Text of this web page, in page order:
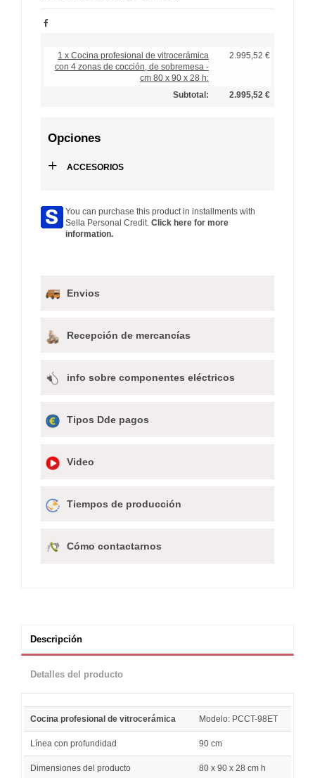
1 x Cocina profesional de vitrocerámica
con 4 zonas de cocción, de sobremesa -
cm 80 x 90 x 28 h:
2.995,52 €
Subtotal: 2.995,52 €
Opciones
+ ACCESORIOS
You can purchase this product in installments with
Sella Personal Credit. Click here for more
information.
Envios
Recepción de mercancías
info sobre componentes eléctricos
Tipos Dde pagos
Video
Tiempos de producción
Cómo contactarnos
Descripción
Detalles del producto
Cocina profesional de vitrocerámica Modelo: PCCT-98ET
Línea con profundidad 90 cm
Dimensiones del producto 80 x 90 x 28 cm h